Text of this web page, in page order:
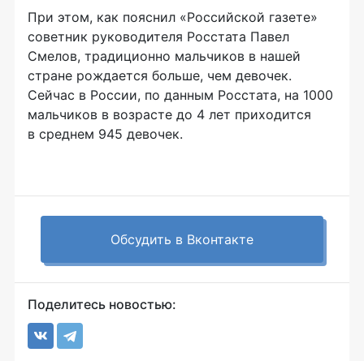
При этом, как пояснил «Российской газете»
советник руководителя Росстата Павел
Смелов, традиционно мальчиков в нашей
стране рождается больше, чем девочек.
Сейчас в России, по данным Росстата, на 1000
мальчиков в возрасте до 4 лет приходится
в среднем 945 девочек.
Обсудить в Вконтакте
Поделитесь новостью: